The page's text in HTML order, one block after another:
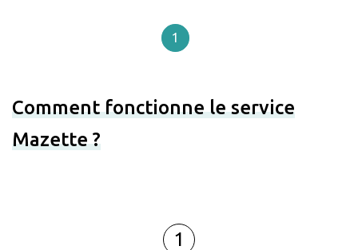
1
Comment fonctionne le service
Mazette ?
1